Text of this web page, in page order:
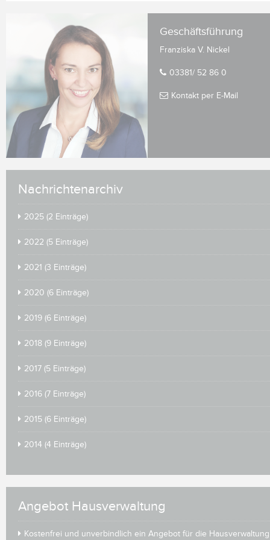
Geschäftsführung
Franziska V. Nickel
03381/ 52 86 0
Kontakt per E-Mail
Nachrichtenarchiv
2025 (2 Einträge)
2022 (5 Einträge)
2021 (3 Einträge)
2020 (6 Einträge)
2019 (6 Einträge)
2018 (9 Einträge)
2017 (5 Einträge)
2016 (7 Einträge)
2015 (6 Einträge)
2014 (4 Einträge)
Angebot Hausverwaltung
Kostenfrei und unverbindlich ein Angebot für die Hausverwaltung